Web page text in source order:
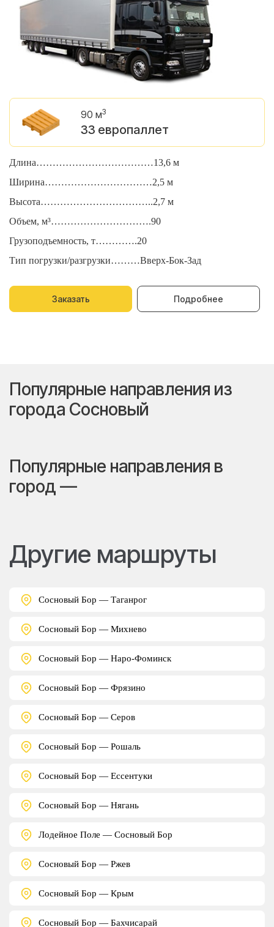
90 м3
33 европаллет
Длина………………………………13,6 м
Ширина……………………………2,5 м
Высота……………………………..2,7 м
Объем, м³………………………….90
Грузоподъемность, т………….20
Тип погрузки/разгрузки………Вверх-Бок-Зад
Заказать Подробнее
Популярные направления из
города Сосновый
Популярные направления в
город —
Другие маршруты
Сосновый Бор — Таганрог
Сосновый Бор — Михнево
Сосновый Бор — Наро-Фоминск
Сосновый Бор — Фрязино
Сосновый Бор — Серов
Сосновый Бор — Рошаль
Сосновый Бор — Ессентуки
Сосновый Бор — Нягань
Лодейное Поле — Сосновый Бор
Сосновый Бор — Ржев
Сосновый Бор — Крым
Сосновый Бор — Бахчисарай